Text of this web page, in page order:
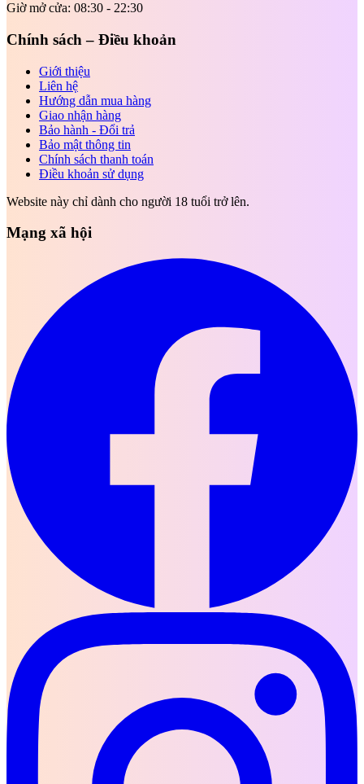
Giờ mở cửa: 08:30 - 22:30
Chính sách – Điều khoản
Giới thiệu
Liên hệ
Hướng dẫn mua hàng
Giao nhận hàng
Bảo hành - Đổi trả
Bảo mật thông tin
Chính sách thanh toán
Điều khoản sử dụng
Website này chỉ dành cho người 18 tuổi trở lên.
Mạng xã hội